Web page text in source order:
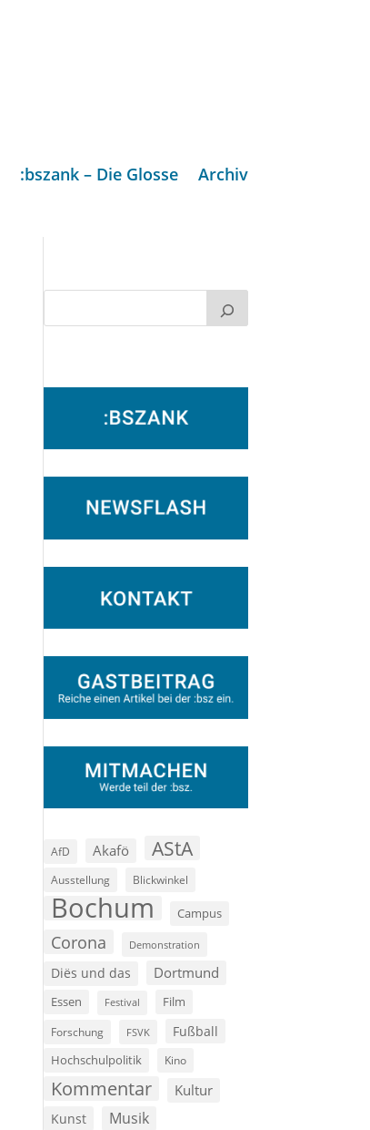
:bszank – Die Glosse Archiv
AfD Akafö AStA
Ausstellung Blickwinkel
Bochum Campus
Corona Demonstration
Diës und das Dortmund
Essen Festival Film
Forschung FSVK Fußball
Hochschulpolitik Kino
Kommentar Kultur
Kunst Musik